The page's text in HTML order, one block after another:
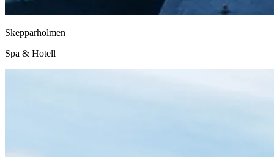
Skepparholmen
Spa & Hotell